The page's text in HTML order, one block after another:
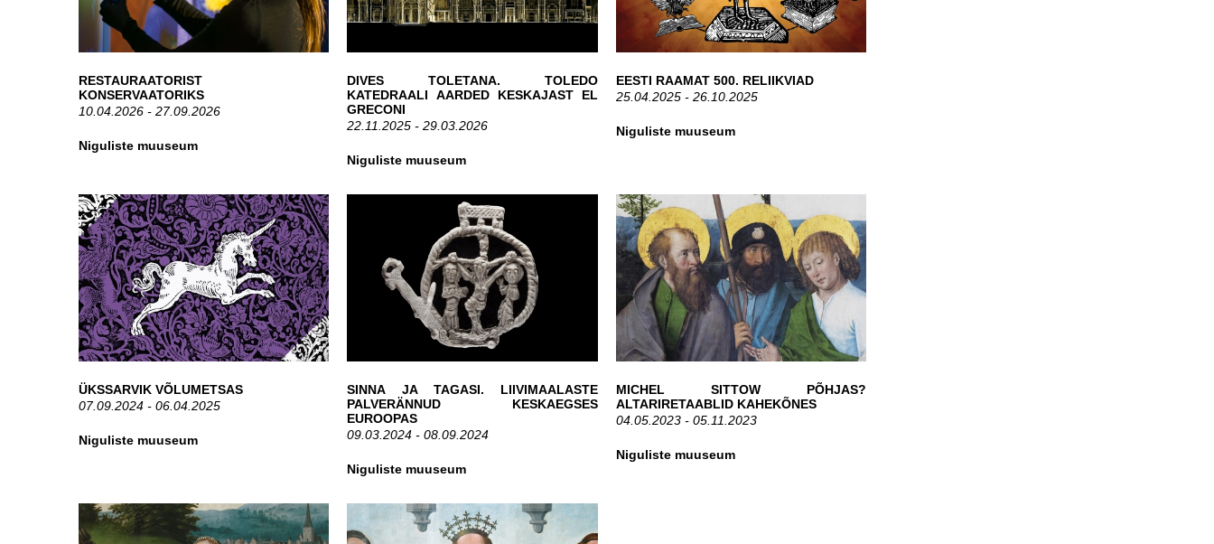
RESTAURAATORIST
KONSERVAATORIKS
10.04.2026 - 27.09.2026
Niguliste muuseum
DIVES TOLETANA. TOLEDO
KATEDRAALI AARDED KESKAJAST EL
GRECONI
22.11.2025 - 29.03.2026
Niguliste muuseum
EESTI RAAMAT 500. RELIIKVIAD
25.04.2025 - 26.10.2025
Niguliste muuseum
ÜKSSARVIK VÕLUMETSAS
07.09.2024 - 06.04.2025
Niguliste muuseum
SINNA JA TAGASI. LIIVIMAALASTE
PALVERÄNNUD KESKAEGSES
EUROOPAS
09.03.2024 - 08.09.2024
Niguliste muuseum
MICHEL SITTOW PÕHJAS?
ALTARIRETAABLID KAHEKÕNES
04.05.2023 - 05.11.2023
Niguliste muuseum